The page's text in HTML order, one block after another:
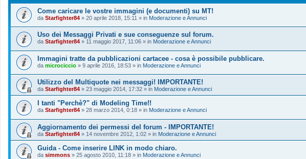
Come caricare le vostre immagini (e documenti) su MT!
da Starfighter84 » 20 aprile 2018, 15:11 » in Moderazione e Annunci
Uso dei Messaggi Privati e sue conseguenze sul forum.
da Starfighter84 » 11 maggio 2017, 11:06 » in Moderazione e Annunci
Immagini tratte da pubblicazioni cartacee - cosa è possibile pubblicare.
da microciccio » 9 aprile 2016, 18:53 » in Moderazione e Annunci
Utilizzo del Multiquote nei messaggi! IMPORTANTE!
da Starfighter84 » 23 maggio 2014, 17:32 » in Moderazione e Annunci
I tanti "Perchè?" di Modeling Time!!
da Starfighter84 » 28 marzo 2014, 0:18 » in Moderazione e Annunci
Aggiornamento dei permessi del forum - IMPORTANTE!
da Starfighter84 » 14 novembre 2012, 1:02 » in Moderazione e Annunci
Guida - Come inserire LINK in modo chiaro.
da simmons » 25 agosto 2010, 11:18 » in Moderazione e Annunci